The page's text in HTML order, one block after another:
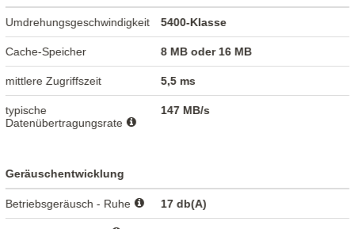
Umdrehungsgeschwindigkeit 5400-Klasse
Cache-Speicher 8 MB oder 16 MB
mittlere Zugriffszeit 5,5 ms
typische
Datenübertragungsrate
147 MB/s
Geräuschentwicklung
Betriebsgeräusch - Ruhe 17 db(A)